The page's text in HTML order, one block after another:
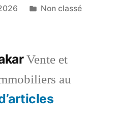
Publié
Non classé
Vente et
au